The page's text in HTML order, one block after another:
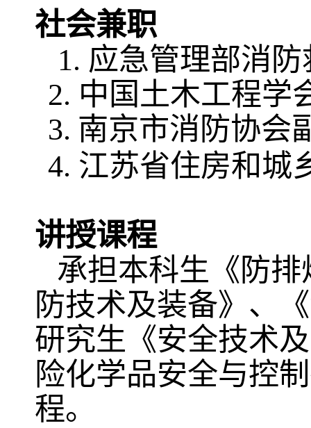
社会兼职
1. 应急管理部消
2. 中国土木工程学
3. 南京市消防协会
4. 江苏省住房和城
讲授课程
承担本科生《防
防技术及装备》、
研究生《安全技术
险化学品安全与控
程。